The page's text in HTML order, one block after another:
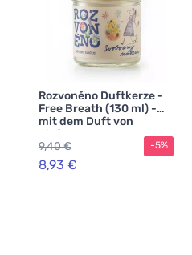
Rozvoněno Duftkerze -
Free Breath (130 ml) -
mit dem Duft von
Kiefernholz
9,40 €
8,93 €
-5%